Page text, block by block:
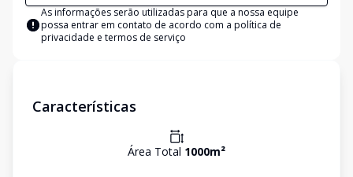
As informações serão utilizadas para que a nossa equipe
possa entrar em contato de acordo com a política de
privacidade e termos de serviço
Características
Área Total 1000m²